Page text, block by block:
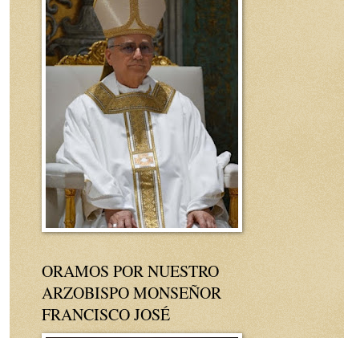
ORAMOS POR NUESTRO
ARZOBISPO MONSEÑOR
FRANCISCO JOSÉ